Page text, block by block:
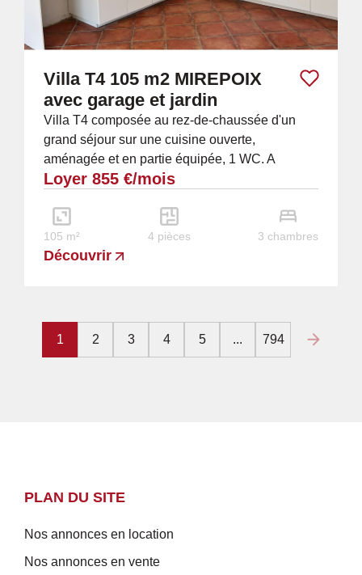
Villa T4 105 m2 MIREPOIX
avec garage et jardin
Villa T4 composée au rez-de-chaussée d'un
grand séjour sur une cuisine ouverte,
aménagée et en partie équipée, 1 WC. A
l'étage, 3 chambres dont 2 avec placard, belle
Loyer 855 €/mois
105 m² 4 pièces 3 chambres
Découvrir
1 2 3 4 5 ... 794
PLAN DU SITE
Nos annonces en location
Nos annonces en vente